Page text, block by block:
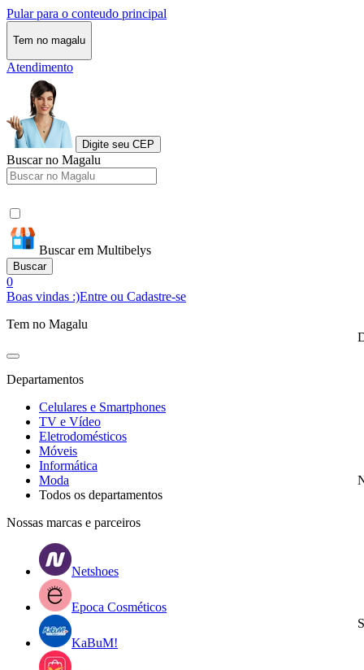
Pular para o conteudo principal
Tem no magalu
Atendimento
Digite seu CEP
Buscar no Magalu
Buscar em Multibelys
Buscar
0
Boas vindas :)Entre ou Cadastre-se
Tem no Magalu
Departamentos
Celulares e Smartphones
TV e Vídeo
Eletrodomésticos
Móveis
Informática
Moda
Todos os departamentos
Nossas marcas e parceiros
Netshoes
Epoca Cosméticos
KaBuM!